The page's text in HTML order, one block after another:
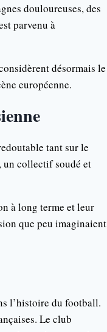
douloureuses, des
parvenu à
désormais le
européenne.
tant sur le
un collectif soudé et
à long terme et leur
que peu imaginaient
l’histoire du football.
Le club